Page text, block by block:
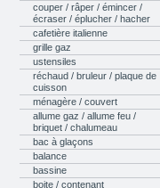
couper / râper / émincer /
écraser / éplucher / hacher
cafetière italienne
grille gaz
ustensiles
réchaud / bruleur / plaque de
cuisson
ménagère / couvert
allume gaz / allume feu /
briquet / chalumeau
bac à glaçons
balance
bassine
boite / contenant